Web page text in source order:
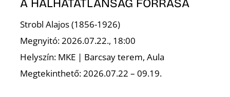
A HALHATATLANSÁG FORRÁSA
Strobl Alajos (1856-1926)
Megnyitó: 2026.07.22., 18:00
Helyszín: MKE | Barcsay terem, Aula
Megtekinthető: 2026.07.22 – 09.19.